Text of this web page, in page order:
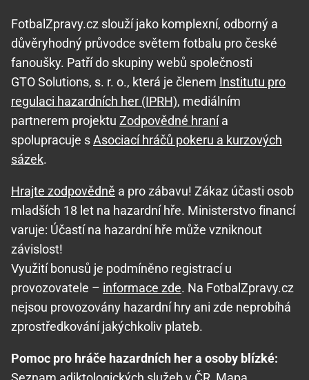
FotbalZpravy.cz slouží jako komplexní, odborný a
důvěryhodný průvodce světem fotbalu pro české
fanoušky. Patří do skupiny webů společnosti
GTO Solutions, s. r. o., která je členem Institutu pro
regulaci hazardních her (IPRH), mediálním
partnerem projektu Zodpovědné hranía
spolupracuje sAsociací hráčů pokeru a kurzových
sázek.
Hrajte zodpovědně a pro zábavu! Zákaz účasti osob
mladších 18 let na hazardní hře. Ministerstvo financí
varuje: Účastí na hazardní hře může vzniknout
závislost!
Využití bonusů je podmíněno registrací u
provozovatele – informace zde. Na FotbalZpravy.cz
nejsou provozovány hazardní hry ani zde neprobíhá
zprostředkování jakýchkoliv plateb.
Pomoc pro hráče hazardních her a osoby blízké: